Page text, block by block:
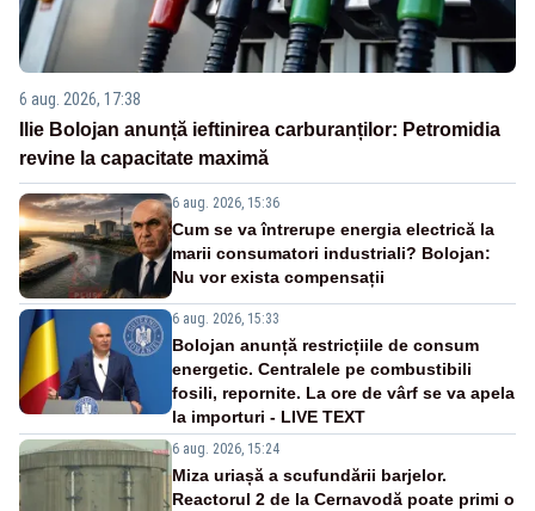
6 aug. 2026, 17:38
Ilie Bolojan anunță ieftinirea carburanților: Petromidia
revine la capacitate maximă
6 aug. 2026, 15:36
Cum se va întrerupe energia electrică la
marii consumatori industriali? Bolojan:
Nu vor exista compensații
6 aug. 2026, 15:33
Bolojan anunță restricțiile de consum
energetic. Centralele pe combustibili
fosili, repornite. La ore de vârf se va apela
la importuri - LIVE TEXT
6 aug. 2026, 15:24
Miza uriașă a scufundării barjelor.
Reactorul 2 de la Cernavodă poate primi o